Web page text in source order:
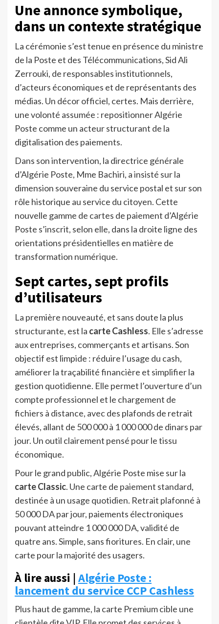
Une annonce symbolique,
dans un contexte stratégique
La cérémonie s’est tenue en présence du ministre
de la Poste et des Télécommunications, Sid Ali
Zerrouki, de responsables institutionnels,
d’acteurs économiques et de représentants des
médias. Un décor officiel, certes. Mais derrière,
une volonté assumée : repositionner Algérie
Poste comme un acteur structurant de la
digitalisation des paiements.
Dans son intervention, la directrice générale
d’Algérie Poste, Mme Bachiri, a insisté sur la
dimension souveraine du service postal et sur son
rôle historique au service du citoyen. Cette
nouvelle gamme de cartes de paiement d’Algérie
Poste s’inscrit, selon elle, dans la droite ligne des
orientations présidentielles en matière de
transformation numérique.
Sept cartes, sept profils
d’utilisateurs
La première nouveauté, et sans doute la plus
structurante, est la carte Cashless. Elle s’adresse
aux entreprises, commerçants et artisans. Son
objectif est limpide : réduire l’usage du cash,
améliorer la traçabilité financière et simplifier la
gestion quotidienne. Elle permet l’ouverture d’un
compte professionnel et le chargement de
fichiers à distance, avec des plafonds de retrait
élevés, allant de 500 000 à 1 000 000 de dinars par
jour. Un outil clairement pensé pour le tissu
économique.
Pour le grand public, Algérie Poste mise sur la
carte Classic. Une carte de paiement standard,
destinée à un usage quotidien. Retrait plafonné à
50 000 DA par jour, paiements électroniques
pouvant atteindre 1 000 000 DA, validité de
quatre ans. Simple, sans fioritures. En clair, une
carte pour la majorité des usagers.
À lire aussi |Algérie Poste :
lancement du service CCP Cashless
Plus haut de gamme, la carte Premium cible une